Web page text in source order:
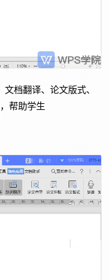
档翻译、论文版式、
帮助学生